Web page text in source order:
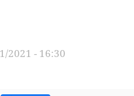
2021 - 16:30